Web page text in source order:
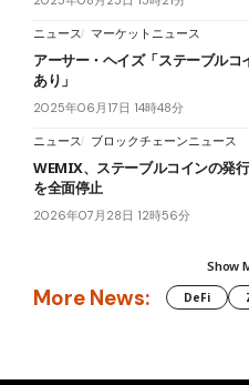
ニュース マーケットニュース
アーサー・ヘイズ「ステーブル
あり」
2025年06月17日 14時48分
ニュース ブロックチェーンニュース
WEMIX、ステーブルコインの発
を全面停止
2026年07月28日 12時56分
Show
More News: DeFi